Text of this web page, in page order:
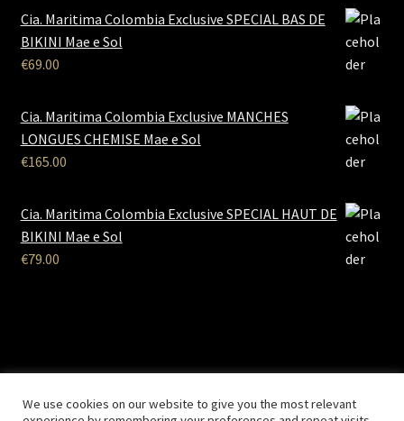
Cia. Maritima Colombia Exclusive SPECIAL BAS DE
BIKINI Mae e Sol
€69.00
Cia. Maritima Colombia Exclusive MANCHES
LONGUES CHEMISE Mae e Sol
€165.00
Cia. Maritima Colombia Exclusive SPECIAL HAUT DE
BIKINI Mae e Sol
€79.00
Réalisé parSolemarweb.com
We use cookies on our website to give you the most relevant